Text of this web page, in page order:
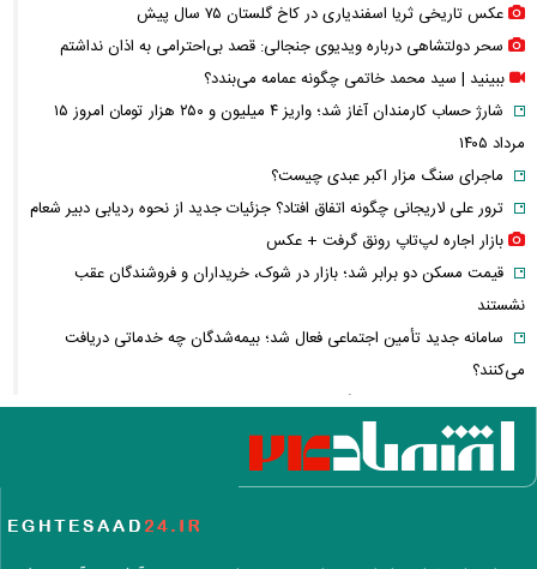
عکس تاریخی ثریا اسفندیاری در کاخ گلستان ۷۵ سال پیش
سحر دولتشاهی درباره ویدیوی جنجالی: قصد بی‌احترامی به اذان نداشتم
ببینید | سید محمد خاتمی چگونه عمامه می‌بندد؟
شارژ حساب کارمندان آغاز شد؛ واریز ۴ میلیون و ۲۵۰ هزار تومان امروز ۱۵
مرداد ۱۴۰۵
ماجرای سنگ مزار اکبر عبدی چیست؟
ترور علی لاریجانی چگونه اتفاق افتاد؟ جزئیات جدید از نحوه ردیابی دبیر شعام
بازار اجاره لپ‌تاپ رونق گرفت + عکس
قیمت مسکن دو برابر شد؛ بازار در شوک، خریداران و فروشندگان عقب
نشستند
سامانه جدید تأمین اجتماعی فعال شد؛ بیمه‌شدگان چه خدماتی دریافت
می‌کنند؟
اولین تصاویر از حادثه بالگرد حامل ترامپ منتشر شد
نگهبان
قیمت مرغ همه را غافلگیر کرد؛ نرخ فیله و سینه اعلام شد